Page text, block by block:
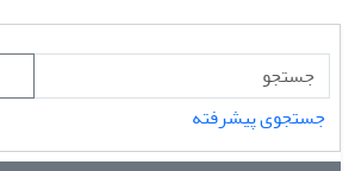
جستجوی پیشرفته